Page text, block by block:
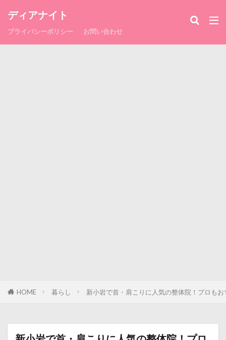
ディアナイト
プライバシーポリシー お問い合わせ
HOME 暮らし 新小岩で首・肩こりに人気の整体院！プロも